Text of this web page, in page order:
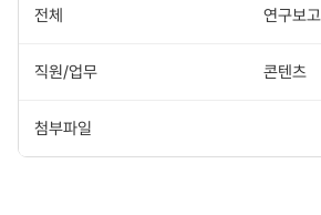
전체 연구보
직원/업무 콘텐츠
첨부파일